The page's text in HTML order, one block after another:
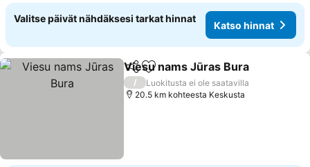
Valitse päivät nähdäksesi tarkat hinnat
Katso hinnat
Jaa Lisää suosikkeihin
Viesu nams Jūras Bura
/
Luokitusta ei ole saatavilla
20.5 km kohteesta Keskusta